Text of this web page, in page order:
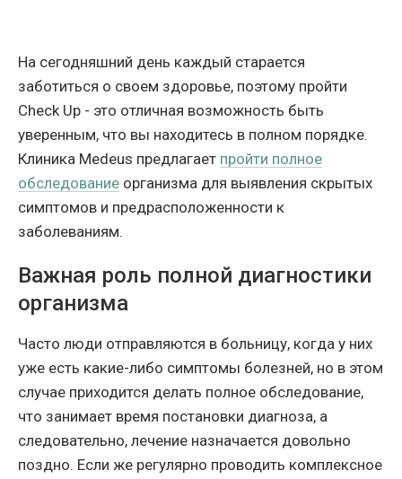
На сегодняшний день каждый старается
заботиться о своем здоровье, поэтому пройти
Check Up - это отличная возможность быть
уверенным, что вы находитесь в полном порядке.
Клиника Medeus предлагает пройти полное
обследование организма для выявления скрытых
симптомов и предрасположенности к
заболеваниям.
Важная роль полной диагностики
организма
Часто люди отправляются в больницу, когда у них
уже есть какие-либо симптомы болезней, но в этом
случае приходится делать полное обследование,
что занимает время постановки диагноза, а
следовательно, лечение назначается довольно
поздно. Если же регулярно проводить комплексное